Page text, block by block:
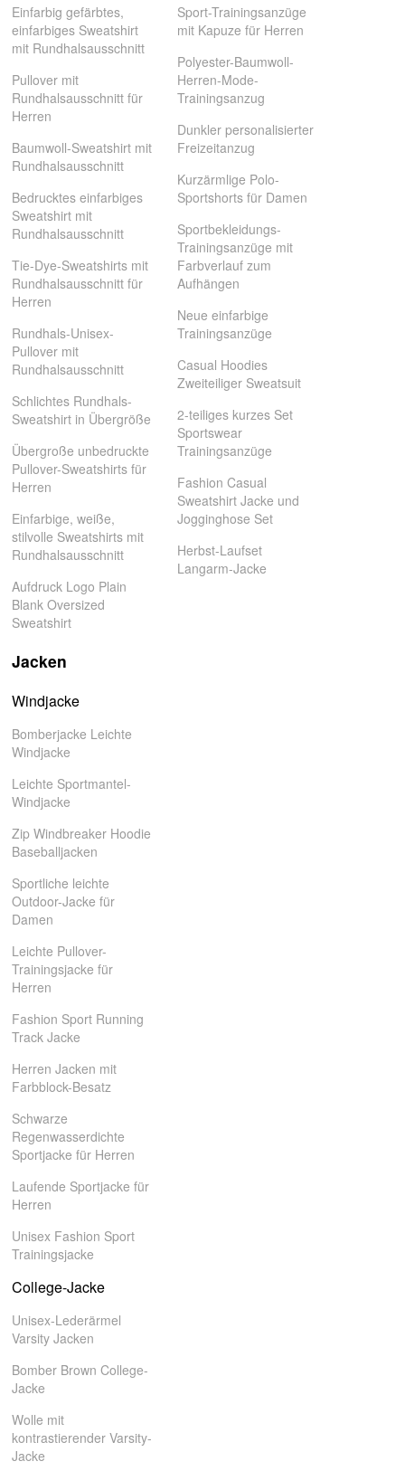
Einfarbig gefärbtes,
einfarbiges Sweatshirt
mit Rundhalsausschnitt
Pullover mit
Rundhalsausschnitt für
Herren
Baumwoll-Sweatshirt mit
Rundhalsausschnitt
Bedrucktes einfarbiges
Sweatshirt mit
Rundhalsausschnitt
Tie-Dye-Sweatshirts mit
Rundhalsausschnitt für
Herren
Rundhals-Unisex-
Pullover mit
Rundhalsausschnitt
Schlichtes Rundhals-
Sweatshirt in Übergröße
Übergroße unbedruckte
Pullover-Sweatshirts für
Herren
Einfarbige, weiße,
stilvolle Sweatshirts mit
Rundhalsausschnitt
Aufdruck Logo Plain
Blank Oversized
Sweatshirt
Sport-Trainingsanzüge
mit Kapuze für Herren
Polyester-Baumwoll-
Herren-Mode-
Trainingsanzug
Dunkler personalisierter
Freizeitanzug
Kurzärmlige Polo-
Sportshorts für Damen
Sportbekleidungs-
Trainingsanzüge mit
Farbverlauf zum
Aufhängen
Neue einfarbige
Trainingsanzüge
Casual Hoodies
Zweiteiliger Sweatsuit
2-teiliges kurzes Set
Sportswear
Trainingsanzüge
Fashion Casual
Sweatshirt Jacke und
Jogginghose Set
Herbst-Laufset
Langarm-Jacke
Jacken
Windjacke
Bomberjacke Leichte
Windjacke
Leichte Sportmantel-
Windjacke
Zip Windbreaker Hoodie
Baseballjacken
Sportliche leichte
Outdoor-Jacke für
Damen
Leichte Pullover-
Trainingsjacke für
Herren
Fashion Sport Running
Track Jacke
Herren Jacken mit
Farbblock-Besatz
Schwarze
Regenwasserdichte
Sportjacke für Herren
Laufende Sportjacke für
Herren
Unisex Fashion Sport
Trainingsjacke
College-Jacke
Unisex-Lederärmel
Varsity Jacken
Bomber Brown College-
Jacke
Wolle mit
kontrastierender Varsity-
Jacke